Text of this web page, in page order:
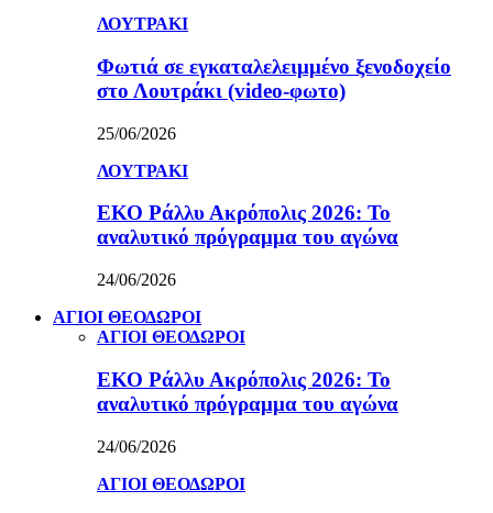
ΛΟΥΤΡΑΚΙ
Φωτιά σε εγκαταλελειμμένο ξενοδοχείο
στο Λουτράκι (video-φωτο)
25/06/2026
ΛΟΥΤΡΑΚΙ
ΕΚΟ Ράλλυ Ακρόπολις 2026: Το
αναλυτικό πρόγραμμα του αγώνα
24/06/2026
ΑΓΙΟΙ ΘΕΟΔΩΡΟΙ
ΑΓΙΟΙ ΘΕΟΔΩΡΟΙ
ΕΚΟ Ράλλυ Ακρόπολις 2026: Το
αναλυτικό πρόγραμμα του αγώνα
24/06/2026
ΑΓΙΟΙ ΘΕΟΔΩΡΟΙ